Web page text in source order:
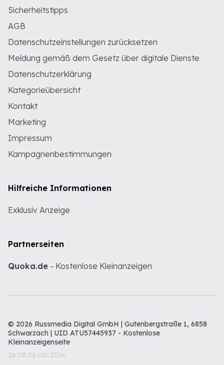
Sicherheitstipps
AGB
Datenschutzeinstellungen zurücksetzen
Meldung gemäß dem Gesetz über digitale Dienste
Datenschutzerklärung
Kategorieübersicht
Kontakt
Marketing
Impressum
Kampagnenbestimmungen
Hilfreiche Informationen
Exklusiv Anzeige
Partnerseiten
Quoka.de - Kostenlose Kleinanzeigen
© 2026 Russmedia Digital GmbH | Gutenbergstraße 1, 6858
Schwarzach | UID ATU57445937 - Kostenlose
Kleinanzeigenseite
26.08.06.c0c206c